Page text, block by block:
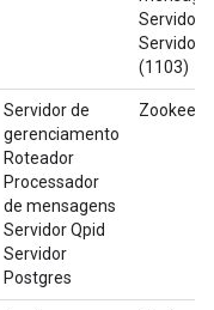
Servidor
Servidor
(1103)
Servidor de
gerenciamento
Roteador
Processador
de mensagens
Servidor Qpid
Servidor
Postgres